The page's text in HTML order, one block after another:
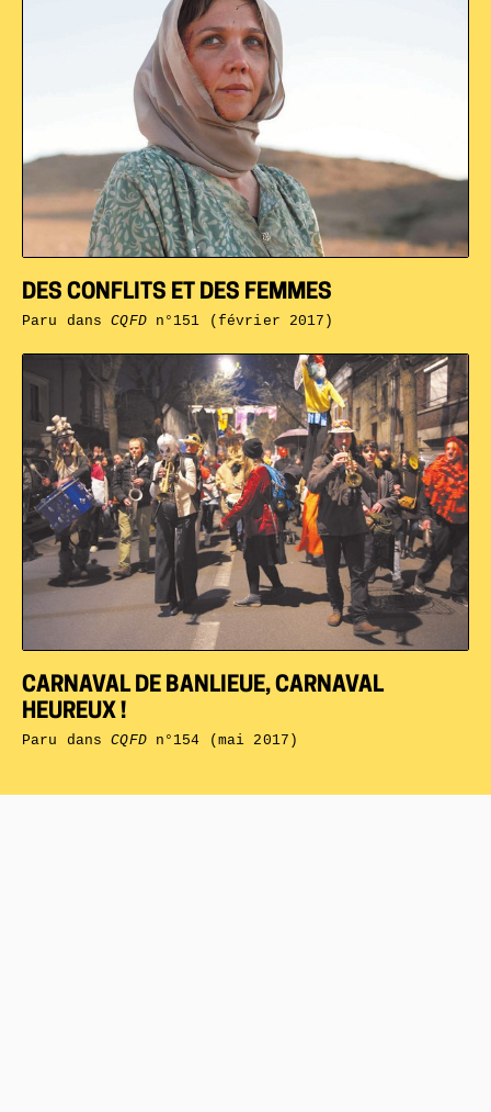
CARNAVAL DE BANLIEUE, CARNAVAL
HEUREUX !
Paru dansCQFDn°154 (mai 2017)
DES CONFLITS ET DES FEMMES
Paru dansCQFDn°151 (février 2017)